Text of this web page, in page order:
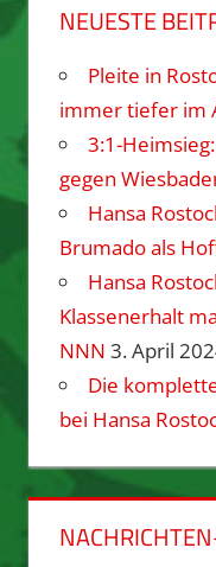
NEUESTE
Pleite in
immer tiefer im
3:1-
gegen
Hansa
Brumado als
Hansa
Klassenerhalt
NNN 3. April
Die
bei Hansa